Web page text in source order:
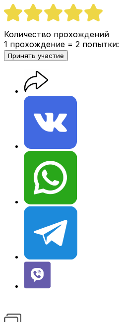
Количество прохождений
1 прохождение = 2 попытки: